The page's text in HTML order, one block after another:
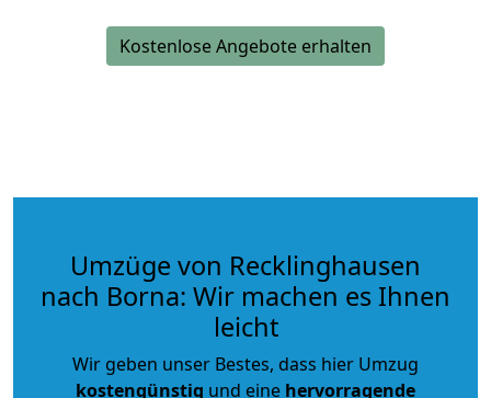
Kostenlose Angebote erhalten
Umzüge von Recklinghausen
nach Borna: Wir machen es Ihnen
leicht
Wir geben unser Bestes, dass hier Umzug
kostengünstig und eine hervorragende